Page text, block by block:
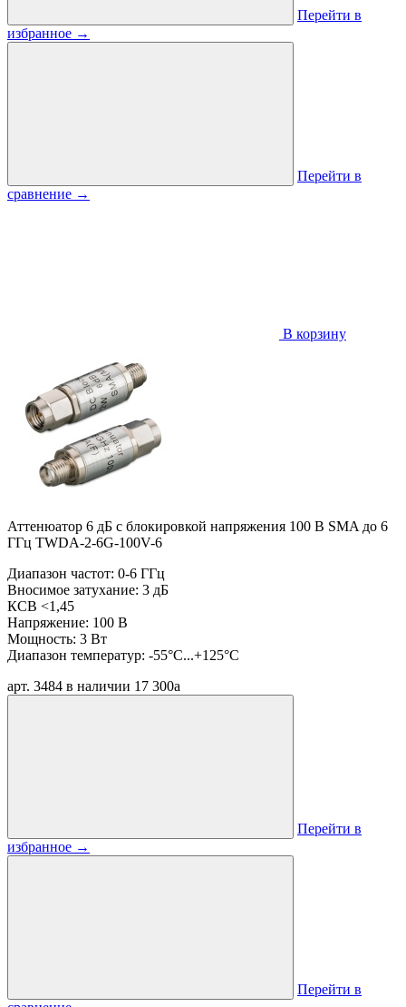
Перейти в
избранное →
Перейти в
сравнение →
В корзину
Аттенюатор 6 дБ с блокировкой напряжения 100 В SMA до 6
ГГц TWDA-2-6G-100V-6
Диапазон частот: 0-6 ГГц
Вносимое затухание: 3 дБ
КСВ <1,45
Напряжение: 100 В
Мощность: 3 Вт
Диапазон температур: -55°C...+125°C
арт. 3484 в наличии 17 300a
Перейти в
избранное →
Перейти в